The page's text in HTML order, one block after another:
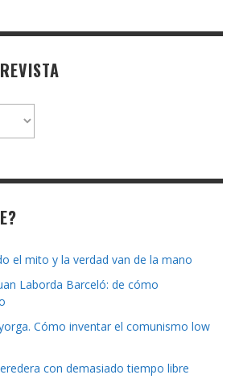
el mito y la verdad van de la mano
Laborda Barceló: de cómo
Cómo inventar el comunismo low
con demasiado tiempo libre